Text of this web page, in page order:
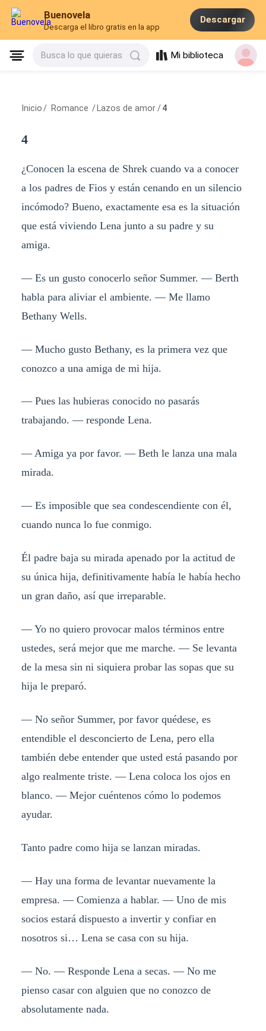
Buenovela
Descarga el libro gratis en la app
Descargar
Busca lo que quieras Mi biblioteca
Inicio / Romance / Lazos de amor / 4
4
¿Conocen la escena de Shrek cuando va a conocer
a los padres de Fios y están cenando en un silencio
incómodo? Bueno, exactamente esa es la situación
que está viviendo Lena junto a su padre y su
amiga.
— Es un gusto conocerlo señor Summer. — Berth
habla para aliviar el ambiente. — Me llamo
Bethany Wells.
— Mucho gusto Bethany, es la primera vez que
conozco a una amiga de mi hija.
— Pues las hubieras conocido no pasarás
trabajando. — responde Lena.
— Amiga ya por favor. — Beth le lanza una mala
mirada.
— Es imposible que sea condescendiente con él,
cuando nunca lo fue conmigo.
Él padre baja su mirada apenado por la actitud de
su única hija, definitivamente había le había hecho
un gran daño, así que irreparable.
— Yo no quiero provocar malos términos entre
ustedes, será mejor que me marche. — Se levanta
de la mesa sin ni siquiera probar las sopas que su
hija le preparó.
— No señor Summer, por favor quédese, es
entendible el desconcierto de Lena, pero ella
también debe entender que usted está pasando por
algo realmente triste. — Lena coloca los ojos en
blanco. — Mejor cuéntenos cómo lo podemos
ayudar.
Tanto padre como hija se lanzan miradas.
— Hay una forma de levantar nuevamente la
empresa. — Comienza a hablar. — Uno de mis
socios estará dispuesto a invertir y confiar en
nosotros si… Lena se casa con su hija.
— No. — Responde Lena a secas. — No me
pienso casar con alguien que no conozco de
absolutamente nada.